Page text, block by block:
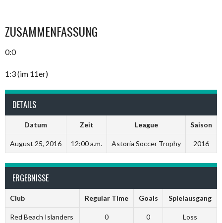
ZUSAMMENFASSUNG
0:0
1:3 (im 11er)
DETAILS
Datum Zeit League Saison
August 25, 2016 12:00 a.m. Astoria Soccer Trophy 2016
ERGEBNISSE
Club Regular Time Goals Spielausgang
Red Beach Islanders 0 0 Loss